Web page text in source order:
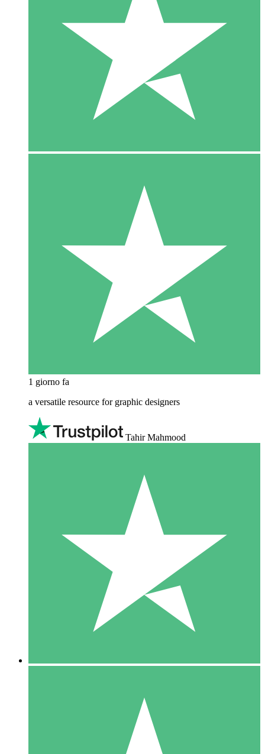
1 giorno fa
a versatile resource for graphic designers
Tahir Mahmood